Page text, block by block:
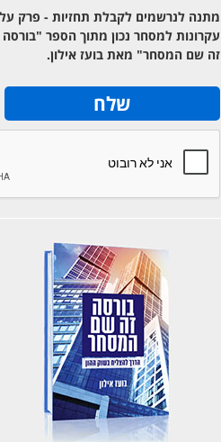
מתנה לנרשמים לקבלת תחזיות - פרק על
עקרונות למסחר נכון מתוך הספר "בורסה
זה שם המסחר" מאת בועז אילון.